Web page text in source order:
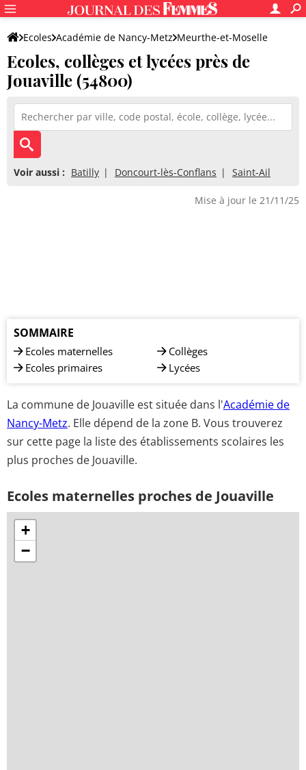
Ecoles Académie de Nancy-Metz Meurthe-et-Moselle
Ecoles, collèges et lycées près de
Jouaville (54800)
Voir aussi : Batilly Doncourt-lès-Conflans Saint-Ail
Mise à jour le 21/11/25
SOMMAIRE
Ecoles maternelles
Ecoles primaires
Collèges
Lycées
La commune de Jouaville est située dans l'Académie de
Nancy-Metz. Elle dépend de la zone B. Vous trouverez
sur cette page la liste des établissements scolaires les
plus proches de Jouaville.
Ecoles maternelles proches de Jouaville
+
−